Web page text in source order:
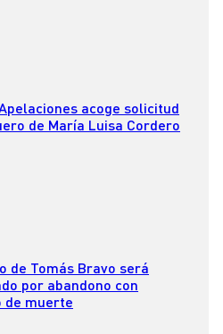
acoge solicitud
de María Luisa Cordero
de Tomás Bravo será
por abandono con
de muerte